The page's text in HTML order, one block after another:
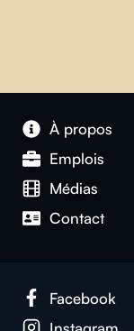
À propos
Emplois
Médias
Contact
Facebook